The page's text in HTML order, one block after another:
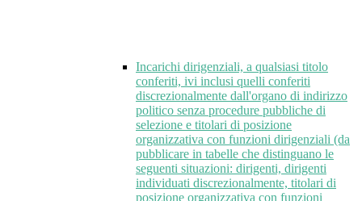
Incarichi dirigenziali, a qualsiasi titolo
conferiti, ivi inclusi quelli conferiti
discrezionalmente dall'organo di indirizzo
politico senza procedure pubbliche di
selezione e titolari di posizione
organizzativa con funzioni dirigenziali (da
pubblicare in tabelle che distinguano le
seguenti situazioni: dirigenti, dirigenti
individuati discrezionalmente, titolari di
posizione organizzativa con funzioni